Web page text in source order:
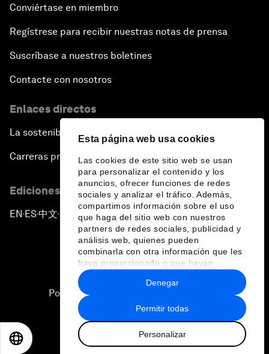
Esta página web usa cookies
Las cookies de este sitio web se usan
para personalizar el contenido y los
anuncios, ofrecer funciones de redes
sociales y analizar el tráfico. Además,
compartimos información sobre el uso
que haga del sitio web con nuestros
partners de redes sociales, publicidad y
análisis web, quienes pueden
combinarla con otra información que les
haya proporcionado o que hayan
recopilado a partir del uso que haya
hecho de sus servicios.
Permitir todas
Personalizar
Denegar
Conviértase en miembro
Regístrese para recibir nuestras notas de prensa
Suscríbase a nuestros boletines
Contacte con nosotros
Enlaces directos
La sostenibilidad en el Foro
Carreras profesionales
Ediciones en otros idiomas
EN ▪ES▪中文▪ 日本語
Política de privacidad y normas de uso
Sitemap
2026 Foro Económico Mundial